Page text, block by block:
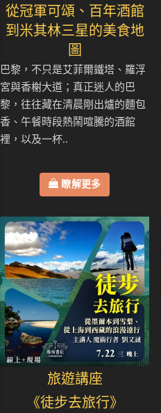
從冠軍可頌、百年酒館
到米其林三星的美食地
圖
巴黎，不只是艾菲爾鐵塔、羅浮
宮與香榭大道；真正迷人的巴
黎，往往藏在清晨剛出爐的麵包
香、午餐時段熱鬧喧騰的酒館
裡，以及一杯..
瞭解更多
旅遊講座
《徒步去旅行》